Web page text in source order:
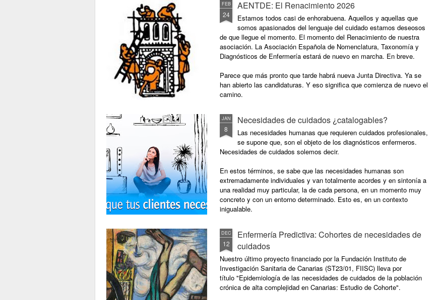
enfermeras investigadoras
canarias. Se nos ha marchado
Don Armando Aguirre Jaime. Una
pérdida enorme. Una pena muy
grande. Parece que lo tenía
calculado, como gran matemático
que era. Pero no solo de los
números sino de la vida en
general.
Era una persona sencilla, humilde,
gente. Elegante, serio y con
mucho humor.
Infors@lud2026, celebrado en
Madrid bajo el lema La Estrategia
de Salud Digital: Clave para la
renovación del SNS.
La sesión de debate, en la que
enfermeras españolas, llevaba por
título Cuidados medibles
y visibles: lenguajes enfermeros
FEB
24
AENTDE: El Renacimiento 2026
Estamos todos casi de enhorabuena. Aquellos y aquellas que
somos apasionados del lenguaje del cuidado estamos deseosos
de que llegue el momento. El momento del Renacimiento de nuestra
asociación. La Asociación Española de Nomenclatura, Taxonomía y
Diagnósticos de Enfermería estará de nuevo en marcha. En breve.
Parece que más pronto que tarde habrá nueva Junta Directiva. Ya se
han abierto las candidaturas. Y eso significa que comienza de nuevo el
camino.
JAN
8
Necesidades de cuidados ¿catalogables?
Las necesidades humanas que requieren cuidados profesionales,
se supone que, son el objeto de los diagnósticos enfermeros.
Necesidades de cuidados solemos decir.
En estos términos, se sabe que las necesidades humanas son
extremadamente individuales y van totalmente acordes y en sintonía a
una realidad muy particular, la de cada persona, en un momento muy
concreto y con un entorno determinado. Esto es, en un contexto
inigualable.
DEC
12
Enfermería Predictiva: Cohortes de necesidades de
cuidados
Nuestro último proyecto financiado por la Fundación Instituto de
Investigación Sanitaria de Canarias (ST23/01, FIISC) lleva por
título "Epidemiología de las necesidades de cuidados de la población
crónica de alta complejidad en Canarias: Estudio de Cohorte".